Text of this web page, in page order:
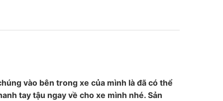
vào bên trong xe của mình là đã có thể
tay tậu ngay về cho xe mình nhé. Sản